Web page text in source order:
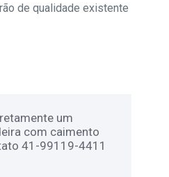
de qualidade existente
um
com caimento
41-99119-4411